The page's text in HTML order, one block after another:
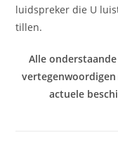
luidspreker die U
tillen.
Alle
actuele